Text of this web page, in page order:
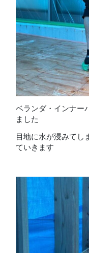
ベランダ・インナー
ました
目地に水が浸みてし
ていきます